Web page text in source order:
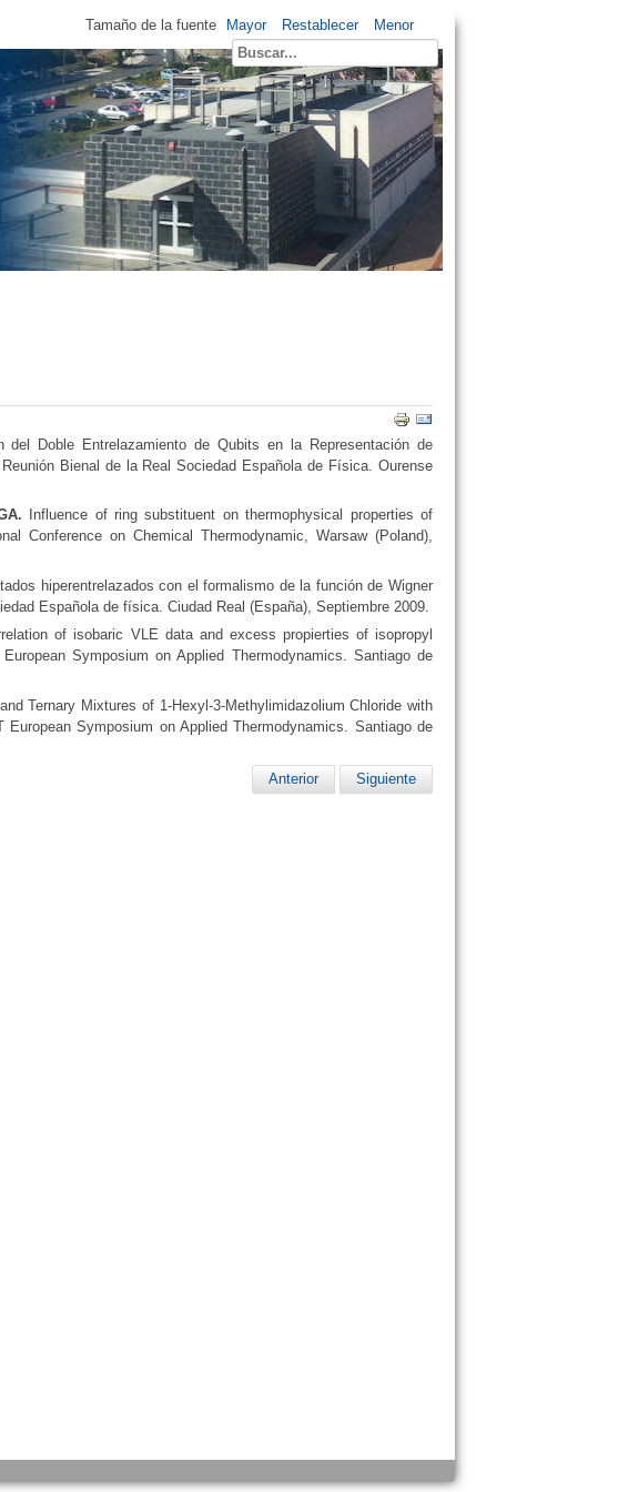
Tamaño de la fuente Mayor Restablecer Menor
del Doble Entrelazamiento de Qubits en la Representación de
Bienal de la Real Sociedad Española de Física. Ourense
Influence of ring substituent on thermophysical properties of
Conference on Chemical Thermodynamic, Warsaw (Poland),
hiperentrelazados con el formalismo de la función de Wigner
Española de física. Ciudad Real (España), Septiembre 2009.
of isobaric VLE data and excess propierties of isopropyl
Symposium on Applied Thermodynamics. Santiago de
Ternary Mixtures of 1-Hexyl-3-Methylimidazolium Chloride with
Symposium on Applied Thermodynamics. Santiago de
Anterior
Siguiente